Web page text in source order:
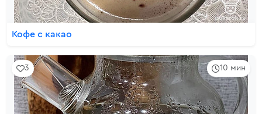
Кофе с какао
10 мин
3